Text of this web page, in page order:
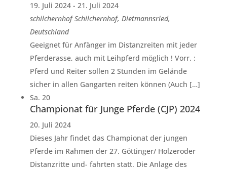
19. Juli 2024- 21. Juli 2024
schilchernhofSchilchernhof, Dietmannsried,
Deutschland
Geeignet für Anfänger im Distanzreiten mit jeder
Pferderasse, auch mit Leihpferd möglich ! Vorr. :
Pferd und Reiter sollen 2 Stunden im Gelände
sicher in allen Gangarten reiten können (Auch […]
Sa. 20
Championat für Junge Pferde (CJP) 2024
20. Juli 2024
Dieses Jahr findet das Championat der jungen
Pferde im Rahmen der 27. Göttinger/ Holzeroder
Distanzritte und- fahrten statt. Die Anlage des